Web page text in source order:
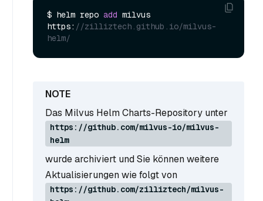
$ helm repo add milvus
https: //zilliztech.github.io/milvus-
helm/
Das Milvus Helm Charts-Repository unter
https://github.com/milvus-io/milvus-
helm
wurde archiviert und Sie können weitere
Aktualisierungen wie folgt von
https://github.com/zilliztech/milvus-